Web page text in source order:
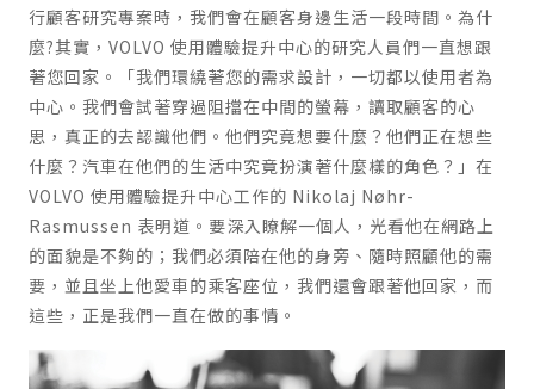
行顧客研究專案時，我們會在顧客身邊生活一段時間。為什
麼?其實，VOLVO 使用體驗提升中心的研究人員們一直想跟
著您回家。「我們環繞著您的需求設計，一切都以使用者為
中心。我們會試著穿過阻擋在中間的螢幕，讀取顧客的心
思，真正的去認識他們。他們究竟想要什麼？他們正在想些
什麼？汽車在他們的生活中究竟扮演著什麼樣的角色？」在
VOLVO 使用體驗提升中心工作的 Nikolaj Nøhr-
Rasmussen 表明道。要深入瞭解一個人，光看他在網路上
的面貌是不夠的；我們必須陪在他的身旁、隨時照顧他的需
要，並且坐上他愛車的乘客座位，我們還會跟著他回家，而
這些，正是我們一直在做的事情。